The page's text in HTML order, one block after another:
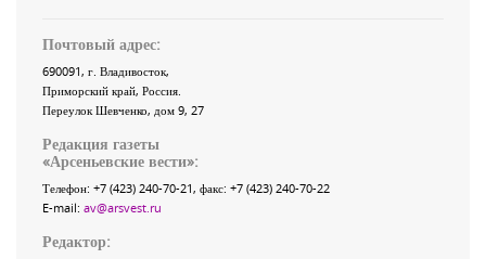
Почтовый адрес:
690091, г. Владивосток,
Приморский край, Россия.
Переулок Шевченко, дом 9, 27
Редакция газеты
«Арсеньевские вести»:
Телефон: +7 (423) 240-70-21, факс: +7 (423) 240-70-22
E-mail: av@arsvest.ru
Редактор: